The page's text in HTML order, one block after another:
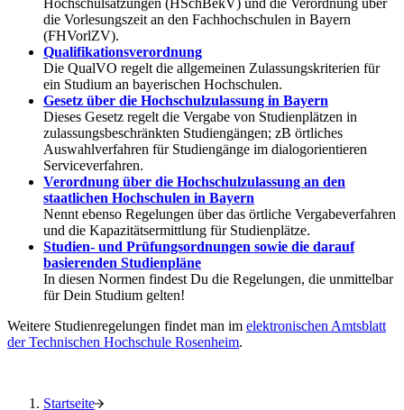
Hochschulsatzungen (HSchBekV) und die Verordnung über
die Vorlesungszeit an den Fachhochschulen in Bayern
(FHVorlZV).
Qualifikationsverordnung
Die QualVO regelt die allgemeinen Zulassungskriterien für
ein Studium an bayerischen Hochschulen.
Gesetz über die Hochschulzulassung in Bayern
Dieses Gesetz regelt die Vergabe von Studienplätzen in
zulassungsbeschränkten Studiengängen; zB örtliches
Auswahlverfahren für Studiengänge im dialogorientieren
Serviceverfahren.
Verordnung über die Hochschulzulassung an den
staatlichen Hochschulen in Bayern
Nennt ebenso Regelungen über das örtliche Vergabeverfahren
und die Kapazitätsermittlung für Studienplätze.
Studien- und Prüfungsordnungen sowie die darauf
basierenden Studienpläne
In diesen Normen findest Du die Regelungen, die unmittelbar
für Dein Studium gelten!
Weitere Studienregelungen findet man im elektronischen Amtsblatt
der Technischen Hochschule Rosenheim.
Startseite